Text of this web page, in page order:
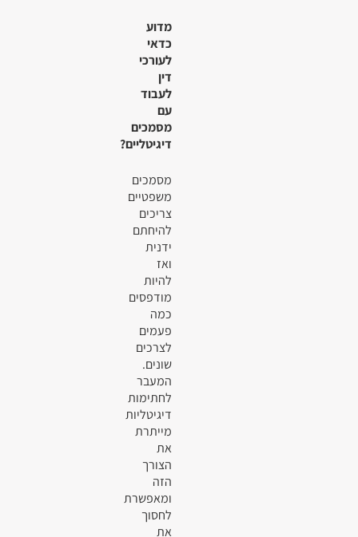
מדוע
כדאי
לעורכי
דין
לעבוד
עם
מסמכים
דיגיטליים?
מסמכים
משפטיים
צריכים
להיחתם
ידנית
ואז
להיות
מודפסים
כמה
פעמים
לצרכים
שונים.
המעבר
לחתימות
דיגיטליות
מייתרת
את
הצורך
הזה
ומאפשרת
לחסוך
את